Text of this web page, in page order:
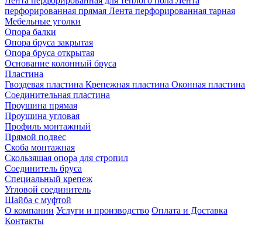
перфорированная прямая Лента перфорированная тарная
Мебельные уголки
Опора балки
Опора бруса закрытая
Опора бруса открытая
Основание колонный бруса
Пластина
Гвоздевая пластина Крепежная пластина Оконная пластина
Соединительная пластина
Проушина прямая
Проушина угловая
Профиль монтажный
Прямой подвес
Скоба монтажная
Скользящая опора для стропил
Соединитель бруса
Специальный крепеж
Угловой соединитель
Шайба с муфтой
О компании Услуги и производство Оплата и Доставка
Контакты